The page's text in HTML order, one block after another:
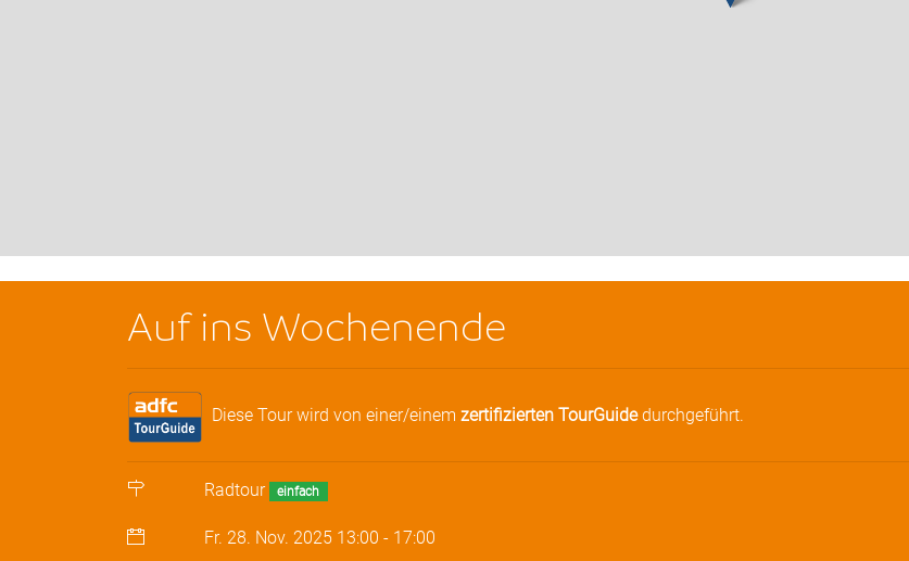
Auf ins Wochenende
Diese Tour wird von einer/einem zertifizierten TourGuidedurchgeführt.
Radtour einfach
Fr. 28. Nov. 2025 13:00 - 17:00